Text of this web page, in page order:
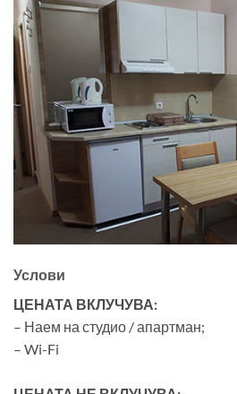
Услови
ЦЕНАТА ВКЛУЧУВА:
– Наем на студио / апартман;
– Wi-Fi